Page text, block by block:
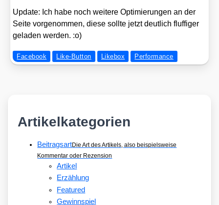
Update: Ich habe noch wei­te­re Opti­mie­run­gen an der
Sei­te vor­ge­nom­men, die­se soll­te jetzt deut­lich fluf­fi­ger
gela­den wer­den. :o)
Facebook Like-Button Likebox Performance
Artikelkategorien
BeitragsartDie Art des Artikels, also beispielsweise
Kommentar oder Rezension
Artikel
Erzählung
Featured
Gewinnspiel